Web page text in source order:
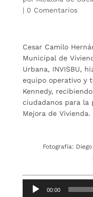
| 0 Comentarios
Cesar Camilo
Municipal de
Urbana, INVISBU,
equipo operativo y
Kennedy,
ciudadanos para la
Mejora de Vivienda.
Fotografía:
Reproductor
00:00